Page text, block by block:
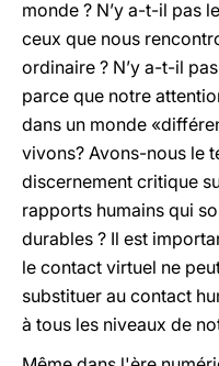
monde ? N’y a-t-il pas
ceux que nous
ordinaire ? N’y a-t-il
parce que notre
dans un monde
vivons? Avons-nous le
discernement critique
rapports humains qui
durables ? Il est
le contact virtuel ne
substituer au contact
à tous les niveaux de